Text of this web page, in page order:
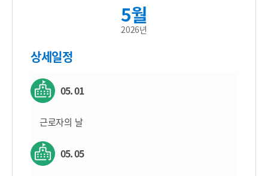
5월
2026년
상세일정
05. 01
근로자의 날
05. 05